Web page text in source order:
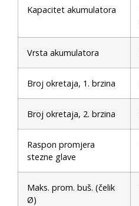
Kapacitet akumulatora
Vrsta akumulatora
Broj okretaja, 1. brzina
Broj okretaja, 2. brzina
Raspon promjera
stezne glave
Maks. prom. buš. (čelik
Ø)